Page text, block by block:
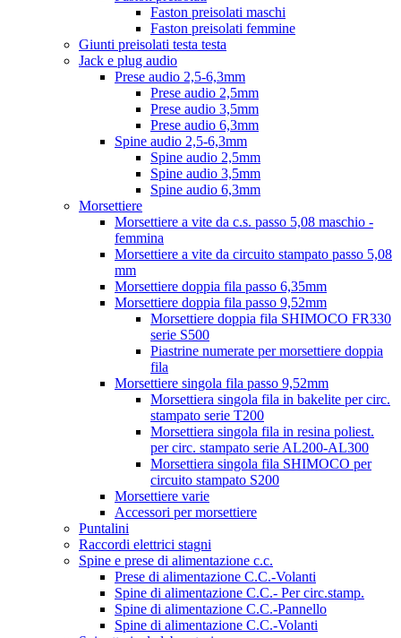
Faston preisolati maschi
Faston preisolati femmine
Giunti preisolati testa testa
Jack e plug audio
Prese audio 2,5-6,3mm
Prese audio 2,5mm
Prese audio 3,5mm
Prese audio 6,3mm
Spine audio 2,5-6,3mm
Spine audio 2,5mm
Spine audio 3,5mm
Spine audio 6,3mm
Morsettiere
Morsettiere a vite da c.s. passo 5,08 maschio -
femmina
Morsettiere a vite da circuito stampato passo 5,08
mm
Morsettiere doppia fila passo 6,35mm
Morsettiere doppia fila passo 9,52mm
Morsettiere doppia fila SHIMOCO FR330
serie S500
Piastrine numerate per morsettiere doppia
fila
Morsettiere singola fila passo 9,52mm
Morsettiera singola fila in bakelite per circ.
stampato serie T200
Morsettiera singola fila in resina poliest.
per circ. stampato serie AL200-AL300
Morsettiera singola fila SHIMOCO per
circuito stampato S200
Morsettiere varie
Accessori per morsettiere
Puntalini
Raccordi elettrici stagni
Spine e prese di alimentazione c.c.
Prese di alimentazione C.C.-Volanti
Spine di alimentazione C.C.- Per circ.stamp.
Spine di alimentazione C.C.-Pannello
Spine di alimentazione C.C.-Volanti